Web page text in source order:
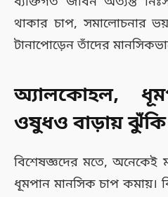
থাকার চাপ, সমালোচনার
টানাপোড়েন তাঁদের
অ্যালকোহল,
ওষুধও বাড়ায় ঝুঁকি
বিশেষজ্ঞদের মতে,
ধূমপান মানসিক চাপ কমায়।